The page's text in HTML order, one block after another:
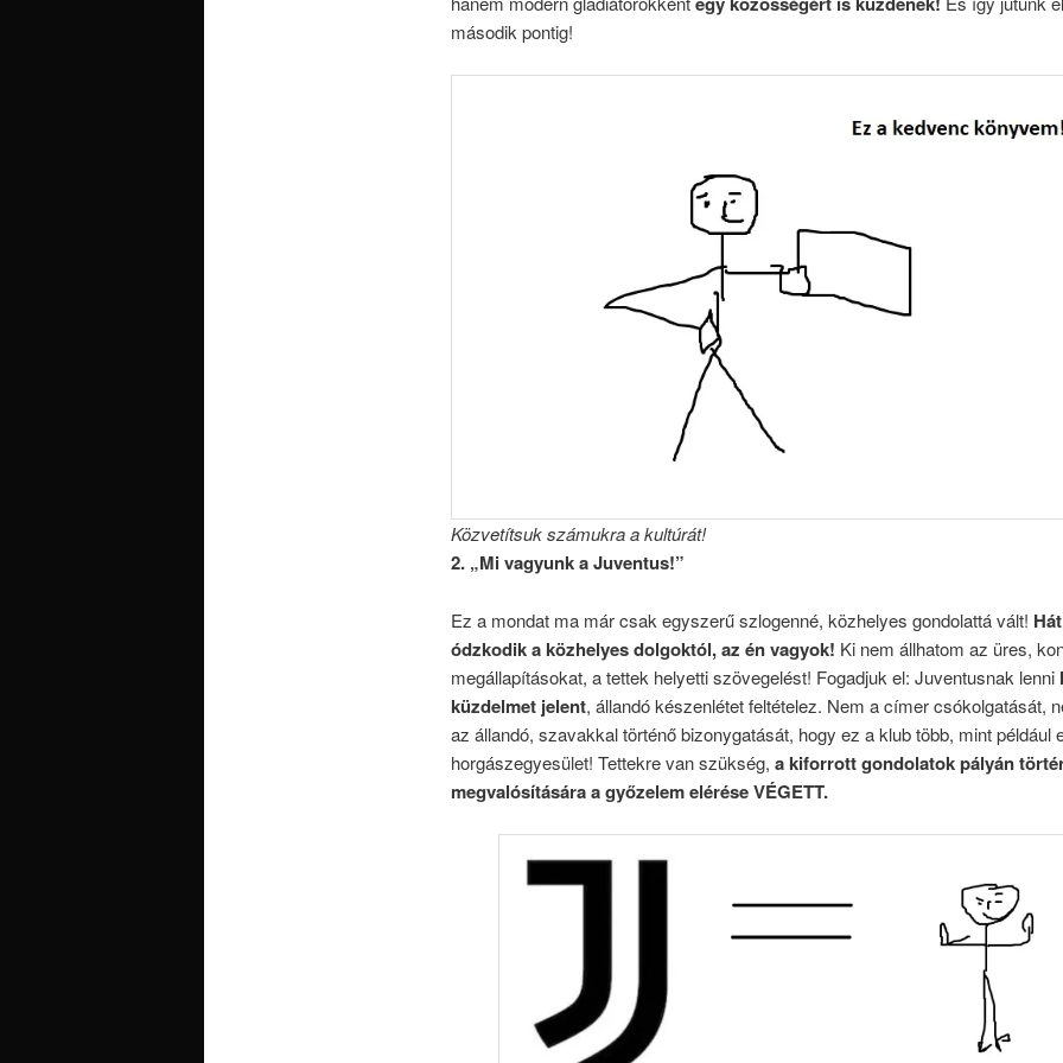
második pontig!
Közvetítsuk számukra a kultúrát!
2. „Mi vagyunk a Juventus!”
Ez a mondat ma már csak egyszerű szlogenné, közhelyes gondolattá vált!
ódzkodik a közhelyes dolgoktól, az én vagyok! Ki nem állhatom az üres,
megállapításokat, a tettek helyetti szövegelést! Fogadjuk el: Juventusnak lenni
küzdelmet jelent, állandó készenlétet feltételez. Nem a címer csókolgatását,
az állandó, szavakkal történő bizonygatását, hogy ez a klub több, mint például
horgászegyesület! Tettekre van szükség, a kiforrott gondolatok pályán
megvalósítására a győzelem elérése VÉGETT.